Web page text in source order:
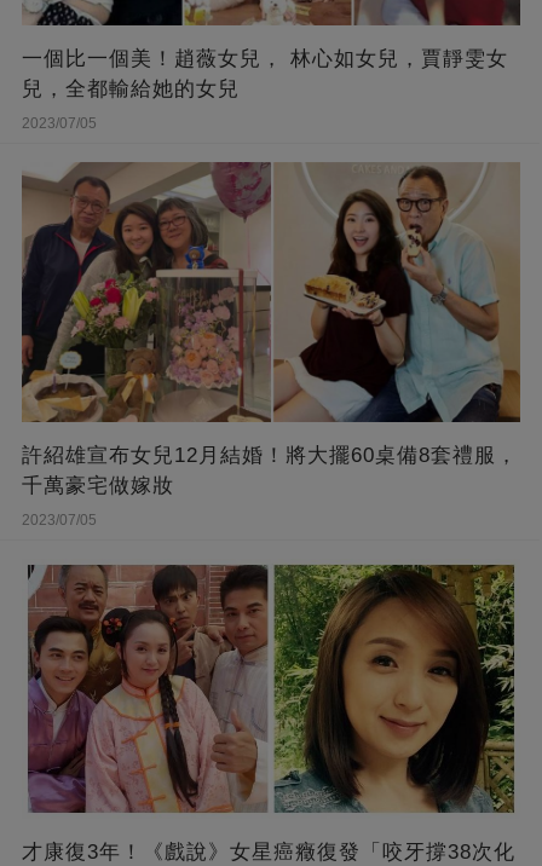
一個比一個美！趙薇女兒， 林心如女兒，賈靜雯女
兒，全都輸給她的女兒
2023/07/05
許紹雄宣布女兒12月結婚！將大擺60桌備8套禮服，
千萬豪宅做嫁妝
2023/07/05
才康復3年！《戲說》女星癌癥復發「咬牙撐38次化